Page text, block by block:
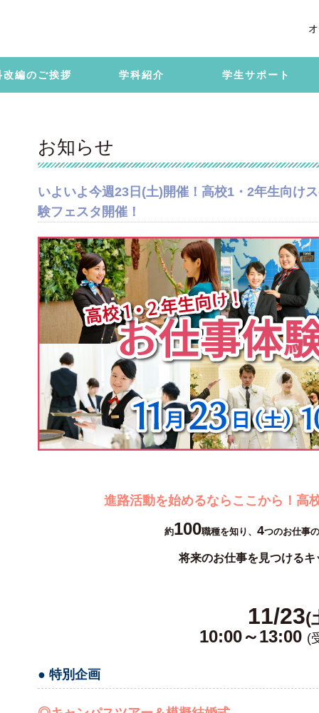
編のご挨拶 学科紹介 学生サポート
お知らせ
いよいよ今週23日(土)開催！高校1・2年生向け
験フェスタ開催！
進路活動を始めるならここから！高
約100職種を知り、 4つのお仕事
将来のお仕事を見つける
11/23(
10:00～13:00 (
● 特別企画